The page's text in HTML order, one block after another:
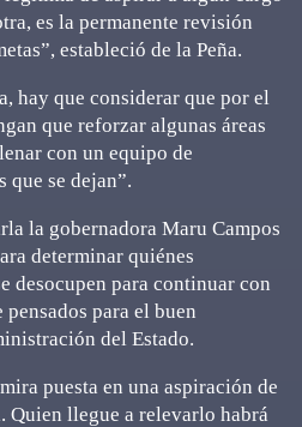
es la permanente revisión
estableció de la Peña.
hay que considerar que por el
que reforzar algunas áreas
con un equipo de
que se dejan”.
la gobernadora Maru Campos
determinar quiénes
desocupen para continuar con
para el buen
del Estado.
puesta en una aspiración de
Quien llegue a relevarlo habrá